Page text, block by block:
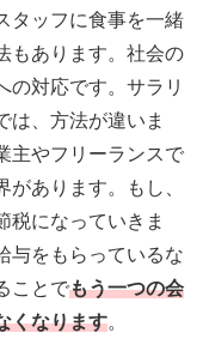
タッフに食事を一緒
もあります。社会の
の対応です。サラリ
は、方法が違いま
主やフリーランスで
あります。もし、
税になっていきま
与をもらっているな
ことでもう一つの会
くなります。